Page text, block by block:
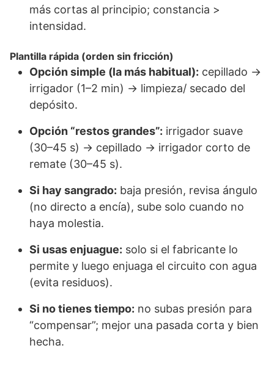
más cortas al principio; constancia >
intensidad.
Plantilla rápida (orden sin fricción)
Opción simple (la más habitual): cepillado →
irrigador (1–2 min) → limpieza/ secado del
depósito.
Opción “restos grandes”: irrigador suave
(30–45 s) → cepillado → irrigador corto de
remate (30–45 s).
Si hay sangrado: baja presión, revisa ángulo
(no directo a encía), sube solo cuando no
haya molestia.
Si usas enjuague: solo si el fabricante lo
permite y luego enjuaga el circuito con agua
(evita residuos).
Si no tienes tiempo: no subas presión para
“compensar”; mejor una pasada corta y bien
hecha.